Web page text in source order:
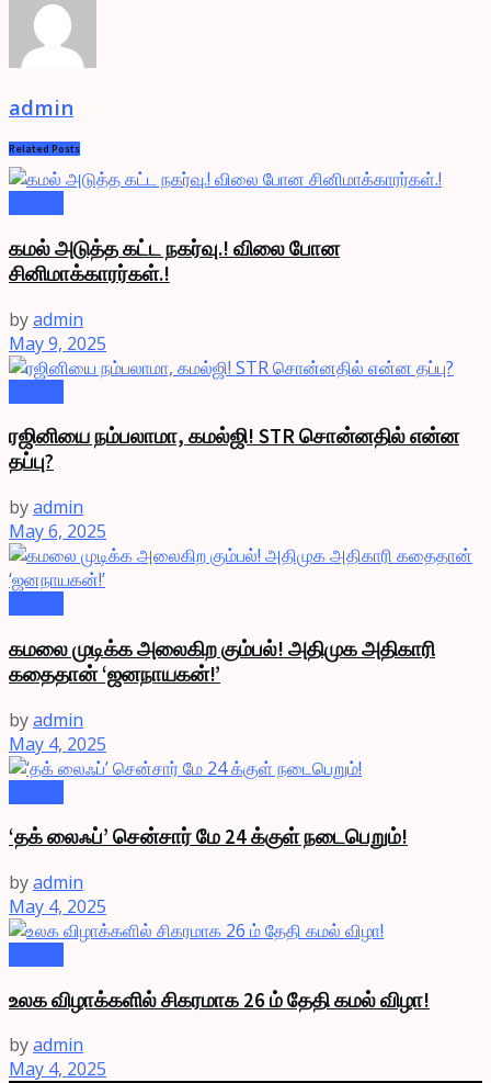
admin
Related Posts
கமல் அடுத்த கட்ட நகர்வு.! விலை போன
சினிமாக்காரர்கள்.!
byadmin
May 9, 2025
ரஜினியை நம்பலாமா, கமல்ஜி! STR சொன்னதில் என்ன
தப்பு?
byadmin
May 6, 2025
கமலை முடிக்க அலைகிற கும்பல்! அதிமுக அதிகாரி
கதைதான் ‘ஜனநாயகன்!’
byadmin
May 4, 2025
‘தக் லைஃப்’ சென்சார் மே 24 க்குள் நடைபெறும்!
byadmin
May 4, 2025
உலக விழாக்களில் சிகரமாக 26 ம் தேதி கமல் விழா!
byadmin
May 4, 2025